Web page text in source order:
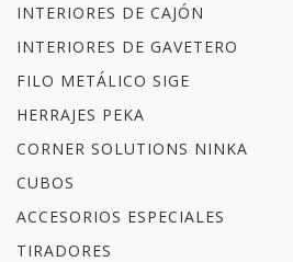
INTERIORES DE CAJÓN
INTERIORES DE GAVETERO
FILO METÁLICO SIGE
HERRAJES PEKA
CORNER SOLUTIONS NINKA
CUBOS
ACCESORIOS ESPECIALES
TIRADORES